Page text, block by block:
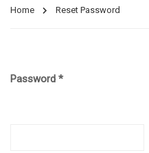
Home Reset Password
Password